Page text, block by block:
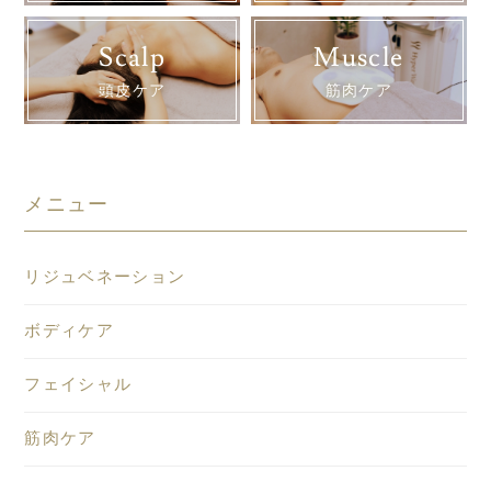
Scalp
頭皮ケア
Muscle
筋肉ケア
メニュー
リジュベネーション
ボディケア
フェイシャル
筋肉ケア